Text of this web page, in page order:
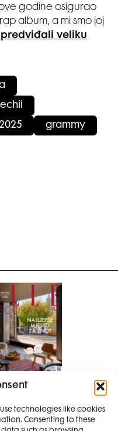
technologies like cookies
Consenting to these
godine osigurao
album, a mi smo joj
veliku
grammy
časopis
SE
SMANJI